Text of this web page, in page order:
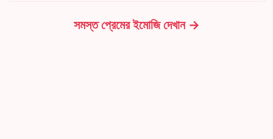
সমস্ত প্রেমের ইমোজি দেখান →